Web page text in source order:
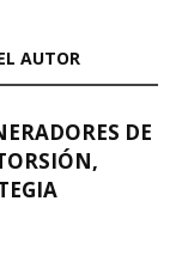
AUTOR
DE